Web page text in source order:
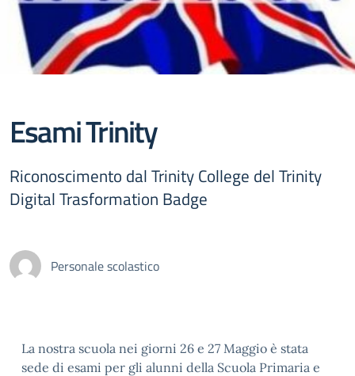
Esami Trinity
Riconoscimento dal Trinity College del Trinity
Digital Trasformation Badge
Personale scolastico
La nostra scuola nei giorni 26 e 27 Maggio è stata
sede di esami per gli alunni della Scuola Primaria e